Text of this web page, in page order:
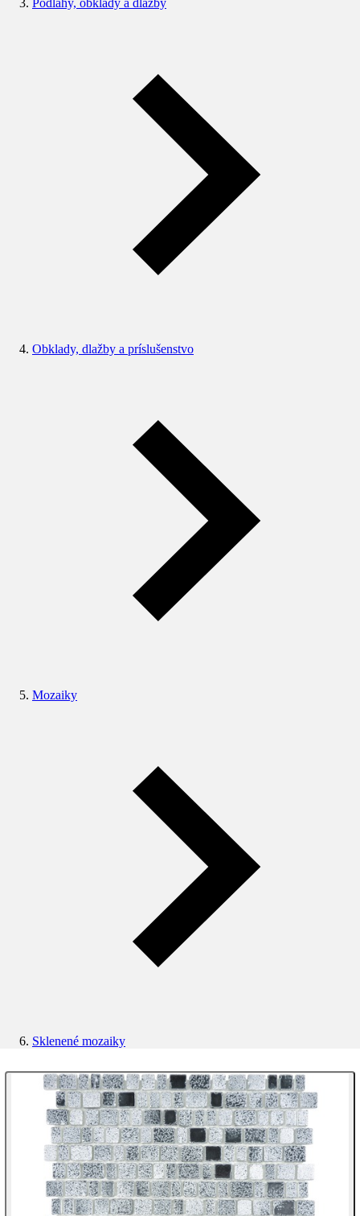
Podlahy, obklady a dlažby
Obklady, dlažby a príslušenstvo
Mozaiky
Sklenené mozaiky